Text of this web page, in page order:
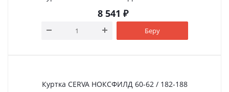
8 541 ₽
Беру
Куртка CERVA НОКСФИЛД 60-62 / 182-188